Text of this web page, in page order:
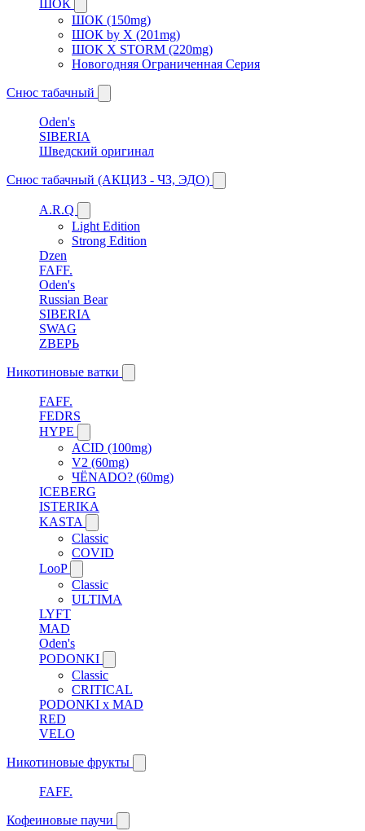
ШОК
ШОК (150mg)
ШОК by X (201mg)
ШОК X STORM (220mg)
Новогодняя Ограниченная Серия
Снюс табачный
Oden's
SIBERIA
Шведский оригинал
Снюс табачный (АКЦИЗ - ЧЗ, ЭДО)
A.R.Q
Light Edition
Strong Edition
Dzen
FAFF.
Oden's
Russian Bear
SIBERIA
SWAG
ZВЕРЬ
Никотиновые ватки
FAFF.
FEDRS
HYPE
ACID (100mg)
V2 (60mg)
ЧЁNADO? (60mg)
ICEBERG
ISTERIKA
KASTA
Classic
COVID
LooP
Classic
ULTIMA
LYFT
MAD
Oden's
PODONKI
Classic
CRITICAL
PODONKI x MAD
RED
VELO
Никотиновые фрукты
FAFF.
Кофеиновые паучи